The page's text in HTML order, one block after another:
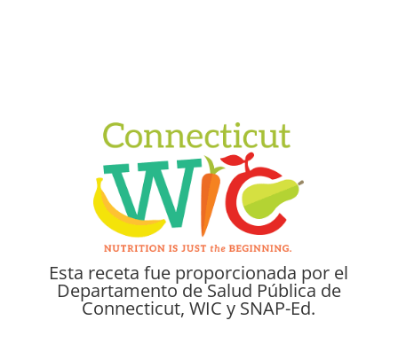
Esta receta fue proporcionada por el
Departamento de Salud Pública de
Connecticut, WIC y SNAP-Ed.